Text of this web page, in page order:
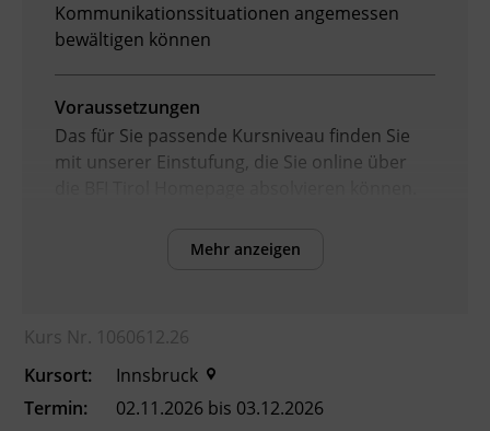
Kommunikationssituationen angemessen
bewältigen können
Voraussetzungen
Das für Sie passende Kursniveau finden Sie
mit unserer Einstufung, die Sie online über
Arbeitsmarkt
Kursformat
Mehr anzeigen
Kurs Nr. 1060612.26
Kursort:
Innsbruck
Termin:
02.11.2026 bis 03.12.2026